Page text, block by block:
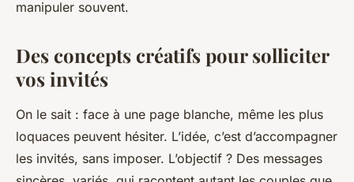
manipuler souvent.
Des concepts créatifs pour solliciter
vos invités
On le sait : face à une page blanche, même les plus
loquaces peuvent hésiter. L’idée, c’est d’accompagner
les invités, sans imposer. L’objectif ? Des messages